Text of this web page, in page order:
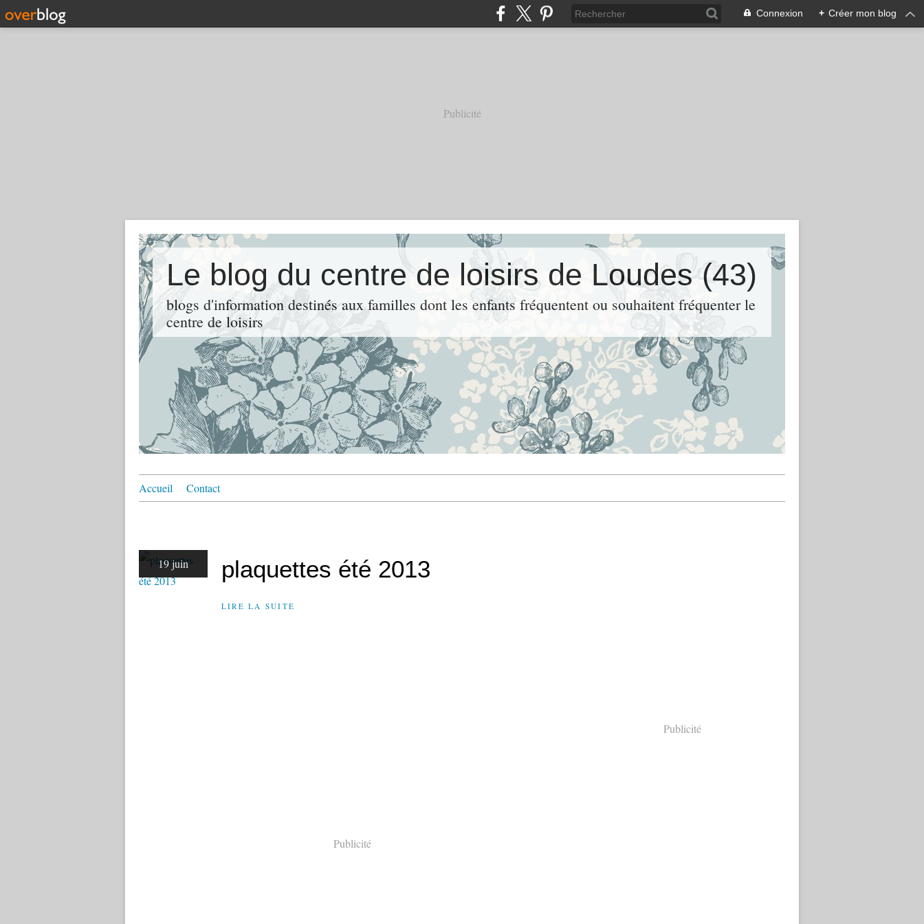
Connexion + Créer mon blog
Publicité
Le blog du centre de loisirs de Loudes (43)
blogs d'information destinés aux familles dont les enfants fréquentent ou souhaitent fréquenter le
centre de loisirs
Accueil Contact
19 juin plaquettes été 2013
LIRE LA SUITE
Publicité
Publicité